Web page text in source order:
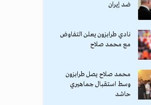
ضد إيران
نادي طرابزون يعلن التفاوض
مع محمد صلاح
محمد صلاح يصل طرابزون
وسط استقبال جماهيري
حاشد